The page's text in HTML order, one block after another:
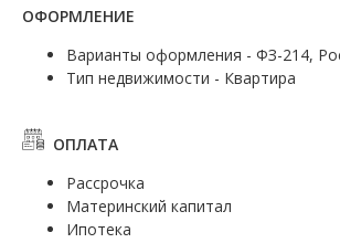
ОФОРМЛЕНИЕ
Варианты оформления - ФЗ-214,
Тип недвижимости - Квартира
ОПЛАТА
Рассрочка
Материнский капитал
Ипотека